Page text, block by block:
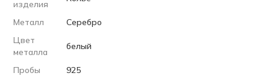
изделия
Металл
Серебро
Цвет
металла
белый
Пробы
925